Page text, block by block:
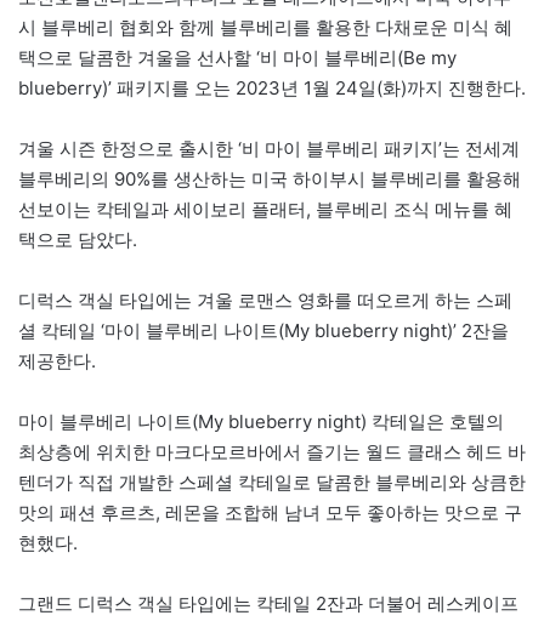
시 블루베리 협회와 함께 블루베리를 활용한 다채로운 미식 혜
택으로 달콤한 겨울을 선사할 ‘비 마이 블루베리(Be my
blueberry)’ 패키지를 오는 2023년 1월 24일(화)까지 진행한다.
겨울 시즌 한정으로 출시한 ‘비 마이 블루베리 패키지’는 전세계
블루베리의 90%를 생산하는 미국 하이부시 블루베리를 활용해
선보이는 칵테일과 세이보리 플래터, 블루베리 조식 메뉴를 혜
택으로 담았다.
디럭스 객실 타입에는 겨울 로맨스 영화를 떠오르게 하는 스페
셜 칵테일 ‘마이 블루베리 나이트(My blueberry night)’ 2잔을
제공한다.
마이 블루베리 나이트(My blueberry night) 칵테일은 호텔의
최상층에 위치한 마크다모르바에서 즐기는 월드 클래스 헤드 바
텐더가 직접 개발한 스페셜 칵테일로 달콤한 블루베리와 상큼한
맛의 패션 후르츠, 레몬을 조합해 남녀 모두 좋아하는 맛으로 구
현했다.
그랜드 디럭스 객실 타입에는 칵테일 2잔과 더불어 레스케이프